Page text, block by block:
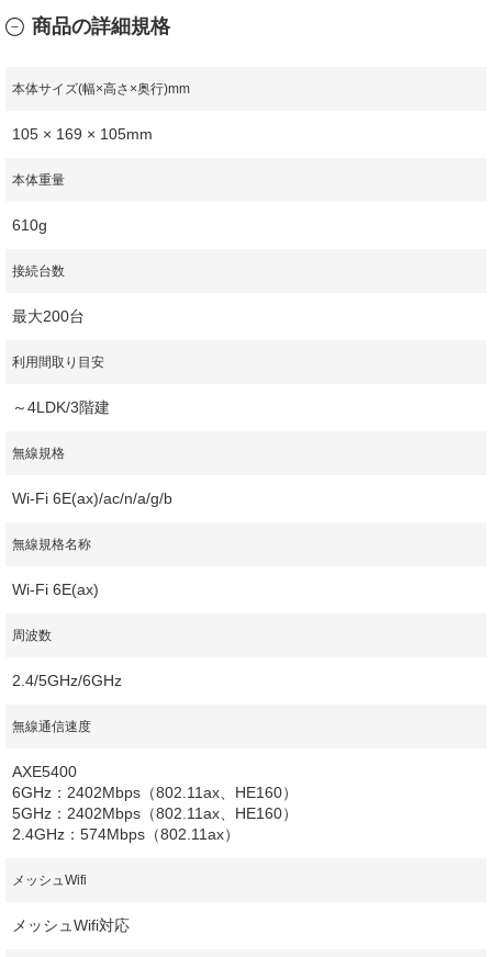
商品の詳細規格
本体サイズ(幅×高さ×奥行)mm
105 × 169 × 105mm
本体重量
610g
接続台数
最大200台
利用間取り目安
～4LDK/3階建
無線規格
Wi-Fi 6E(ax)/ac/n/a/g/b
無線規格名称
Wi-Fi 6E(ax)
周波数
2.4/5GHz/6GHz
無線通信速度
AXE5400
6GHz：2402Mbps（802.11ax、HE160）
5GHz：2402Mbps（802.11ax、HE160）
2.4GHz：574Mbps（802.11ax）
メッシュWifi
メッシュWifi対応